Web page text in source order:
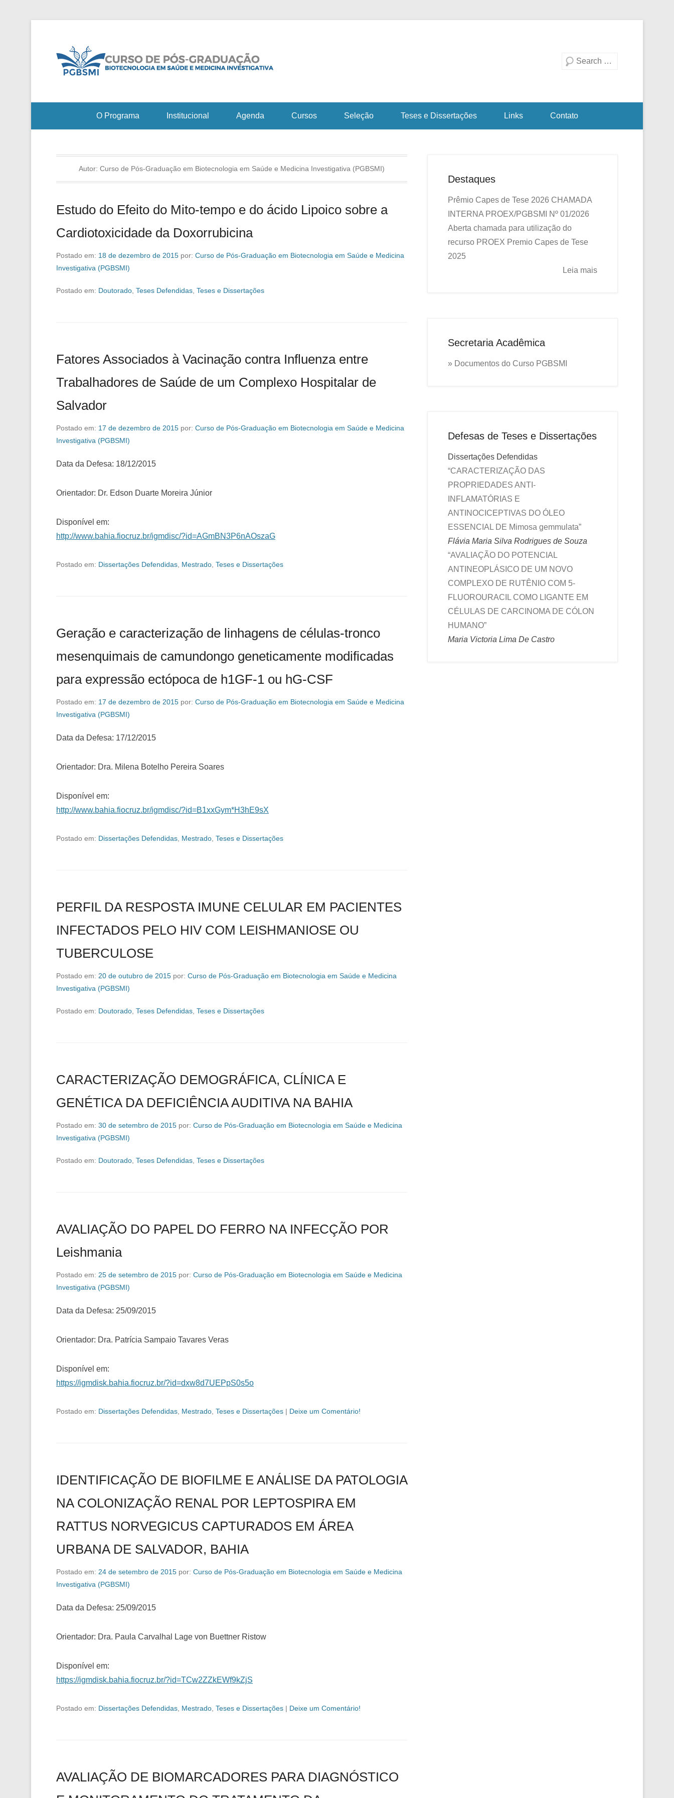
em Saúde e Medicina Investigativa
Pesquisa
O Programa Institucional Agenda Cursos Seleção Teses e Dissertações Links Contato
Autor: Curso de Pós-Graduação em Biotecnologia em Saúde e Medicina Investigativa (PGBSMI)
Estudo do Efeito do Mito-tempo e do ácido Lipoico sobre a
Cardiotoxicidade da Doxorrubicina
Postado em: 18 de dezembro de 2015 por: Curso de Pós-Graduação em Biotecnologia em Saúde e Medicina
Investigativa (PGBSMI)
Postado em: Doutorado Teses Defendidas Teses e Dissertações
Fatores Associados à Vacinação contra Influenza entre
Trabalhadores de Saúde de um Complexo Hospitalar de
Salvador
Postado em: 17 de dezembro de 2015 por: Curso de Pós-Graduação em Biotecnologia em Saúde e Medicina
Investigativa (PGBSMI)
Data da Defesa: 18/12/2015
Orientador: Dr. Edson Duarte Moreira Júnior
Disponível em:
http://www.bahia.fiocruz.br/igmdisc/?id=AGmBN3P6nAOszaG
Postado em: Dissertações Defendidas Mestrado Teses e Dissertações
Geração e caracterização de linhagens de células-tronco
mesenquimais de camundongo geneticamente modificadas
para expressão ectópoca de h1GF-1 ou hG-CSF
Postado em: 17 de dezembro de 2015 por: Curso de Pós-Graduação em Biotecnologia em Saúde e Medicina
Investigativa (PGBSMI)
Data da Defesa: 17/12/2015
Orientador: Dra. Milena Botelho Pereira Soares
Disponível em:
http://www.bahia.fiocruz.br/igmdisc/?id=B1xxGym*H3hE9sX
Postado em: Dissertações Defendidas Mestrado Teses e Dissertações
PERFIL DA RESPOSTA IMUNE CELULAR EM PACIENTES
INFECTADOS PELO HIV COM LEISHMANIOSE OU
TUBERCULOSE
Postado em: 20 de outubro de 2015 por: Curso de Pós-Graduação em Biotecnologia em Saúde e Medicina
Investigativa (PGBSMI)
Postado em: Doutorado Teses Defendidas Teses e Dissertações
CARACTERIZAÇÃO DEMOGRÁFICA, CLÍNICA E
GENÉTICA DA DEFICIÊNCIA AUDITIVA NA BAHIA
Postado em: 30 de setembro de 2015 por: Curso de Pós-Graduação em Biotecnologia em Saúde e Medicina
Investigativa (PGBSMI)
Postado em: Doutorado Teses Defendidas Teses e Dissertações
AVALIAÇÃO DO PAPEL DO FERRO NA INFECÇÃO POR
Leishmania
Postado em: 25 de setembro de 2015 por: Curso de Pós-Graduação em Biotecnologia em Saúde e Medicina
Investigativa (PGBSMI)
Data da Defesa: 25/09/2015
Orientador: Dra. Patrícia Sampaio Tavares Veras
Disponível em:
https://igmdisk.bahia.fiocruz.br/?id=dxw8d7UEPpS0s5o
Postado em: Dissertações Defendidas Mestrado Teses e Dissertações | Deixe um Comentário!
IDENTIFICAÇÃO DE BIOFILME E ANÁLISE DA PATOLOGIA
NA COLONIZAÇÃO RENAL POR LEPTOSPIRA EM
RATTUS NORVEGICUS CAPTURADOS EM ÁREA
URBANA DE SALVADOR, BAHIA
Postado em: 24 de setembro de 2015 por: Curso de Pós-Graduação em Biotecnologia em Saúde e Medicina
Investigativa (PGBSMI)
Data da Defesa: 25/09/2015
Orientador: Dra. Paula Carvalhal Lage von Buettner Ristow
Disponível em:
https://igmdisk.bahia.fiocruz.br/?id=TCw2ZZkEWf9kZjS
Postado em: Dissertações Defendidas Mestrado Teses e Dissertações | Deixe um Comentário!
AVALIAÇÃO DE BIOMARCADORES PARA DIAGNÓSTICO
Destaques
Prêmio Capes de Tese 2026 CHAMADA
INTERNA PROEX/PGBSMI Nº 01/2026
Aberta chamada para utilização do
recurso PROEX Premio Capes de Tese
2025
Leia mais
Secretaria Acadêmica
» Documentos do Curso PGBSMI
Defesas de Teses e Dissertações
Dissertações Defendidas
“CARACTERIZAÇÃO DAS
PROPRIEDADES ANTI-
INFLAMATÓRIAS E
ANTINOCICEPTIVAS DO ÓLEO
ESSENCIAL DE Mimosa gemmulata”
Flávia Maria Silva Rodrigues de Souza
“AVALIAÇÃO DO POTENCIAL
ANTINEOPLÁSICO DE UM NOVO
COMPLEXO DE RUTÊNIO COM 5-
FLUOROURACIL COMO LIGANTE EM
CÉLULAS DE CARCINOMA DE CÓLON
HUMANO”
Maria Victoria Lima De Castro